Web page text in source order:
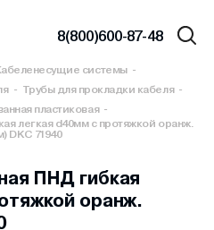
8(800)600-87-48
системы -
- Трубы для прокладки кабеля -
пластиковая -
легкая d40мм с протяжкой оранж.
DKC 71940
ПНД гибкая
оранж.